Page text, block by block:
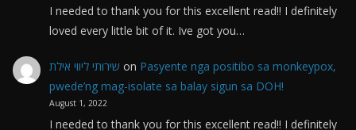
I needed to thank you for this excellent read!! I definitely
loved every little bit of it. Ive got you…
שירותי ליווי אילת on Pasyente nga positibo sa monkeypox,
pwede’ng mag-isolate sa balay sigun sa DOH!
August 1, 2022
I needed to thank you for this excellent read!! I definitely